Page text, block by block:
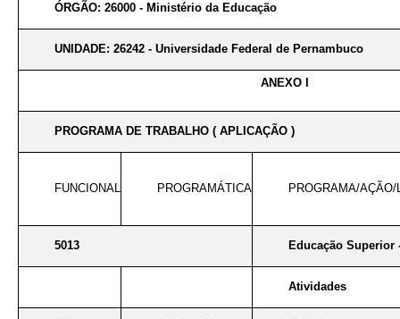
ÓRGÃO: 26000 - Ministério da Educação
UNIDADE: 26242 - Universidade Federal de Pernambuco
ANEXO I
PROGRAMA DE TRABALHO ( APLICAÇÃO )
FUNCIONAL PROGRAMÁTICA PROGRAMA/
5013 Educação Superior
Atividades